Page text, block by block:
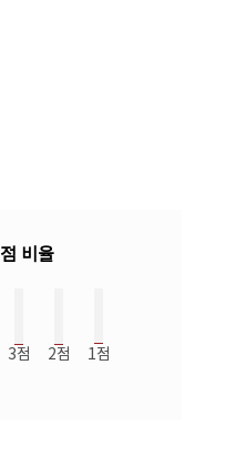
비율
3점 2점 1점